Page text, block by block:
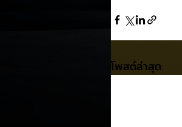
โพสต์ล่าสุด